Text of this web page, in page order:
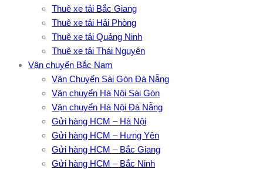
Thuê xe tải Bắc Giang
Thuê xe tải Hải Phòng
Thuê xe tải Quảng Ninh
Thuê xe tải Thái Nguyên
Vận chuyển Bắc Nam
Vận Chuyển Sài Gòn Đà Nẵng
Vận chuyển Hà Nội Sài Gòn
Vận chuyển Hà Nội Đà Nẵng
Gửi hàng HCM – Hà Nội
Gửi hàng HCM – Hưng Yên
Gửi hàng HCM – Bắc Giang
Gửi hàng HCM – Bắc Ninh